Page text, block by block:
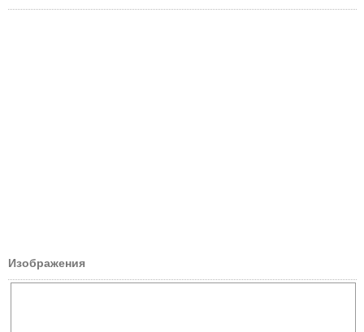
Изображения